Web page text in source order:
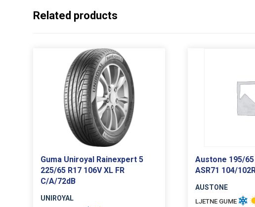
Related products
Guma Uniroyal Rainexpert 5
225/65 R17 106V XL FR
C/A/72dB
UNIROYAL
Austone 195/
ASR71 104/
AUSTONE
LJETNE GUME